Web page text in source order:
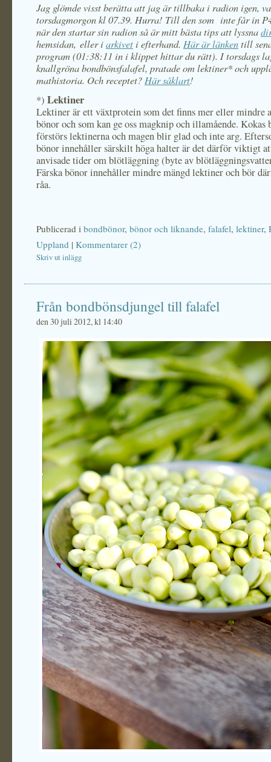
Jag glömde visst berätta att jag är tillbaka i radion igen,
torsdagmorgon kl 07.39. Hurra! Till den som inte får in
när den startar sin radion så är mitt bästa tips att lyssna
hemsidan, eller iarkivet i efterhand. Här är länkentill
program (01:38:11 in i klippet hittar du rätt). I torsdags
knallgröna bondbönsfalafel, pratade om lektiner* och
mathistoria. Och receptet? Här såklart!
*) Lektiner
Lektiner är ett växtprotein som det finns mer eller mindre
bönor och som kan ge oss magknip och illamående. Kokas
förstörs lektinerna och magen blir glad och inte arg.
bönor innehåller särskilt höga halter är det därför viktigt
anvisade tider om blötläggning (byte av
Färska bönor innehåller mindre mängd lektiner och bör
råa.
Publicerad i bondbönor, bönor och liknande, falafel, lektiner,
Uppland | Kommentarer (2)
Skriv ut inlägg
Från bondbönsdjungel till falafel
den 30 juli 2012, kl 14:40